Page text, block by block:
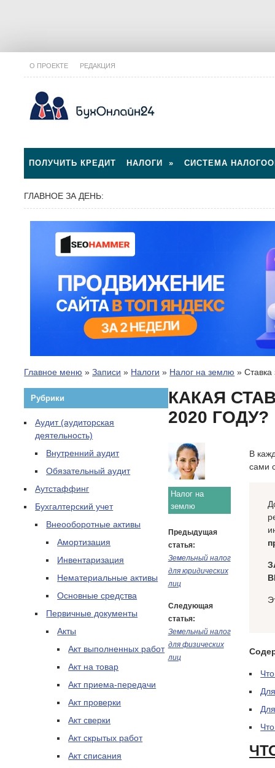
О ПРОЕКТЕ РЕДАКЦИЯ
ПОЛУЧИТЬ КРЕДИТ НАЛОГИ » СИСТЕМА
ГЛАВНОЕ ЗА ДЕНЬ:
Главное меню »Записи » Налоги » Налог на землю »Ставка
Рубрики
Аудит (аудиторская
деятельность)
Внутренний аудит
Обязательный аудит
Аутстаффинг
Бухгалтерский учет
Внеооборотные активы
Амортизация
Инвентаризация
Нематериальные активы
Основные средства
Первичные документы
Акты
Акт выполненных работ
Акт на товар
Акт приема-передачи
Акт проверки
Акт сверки
Акт скрытых работ
Акт списания
КАКАЯ
2020 ГОДУ?
Налог на
землю
Предыдущая
статья:
Земельный налог
для юридических
лиц
Следующая
статья:
Земельный налог
для физических
лиц
В
сами